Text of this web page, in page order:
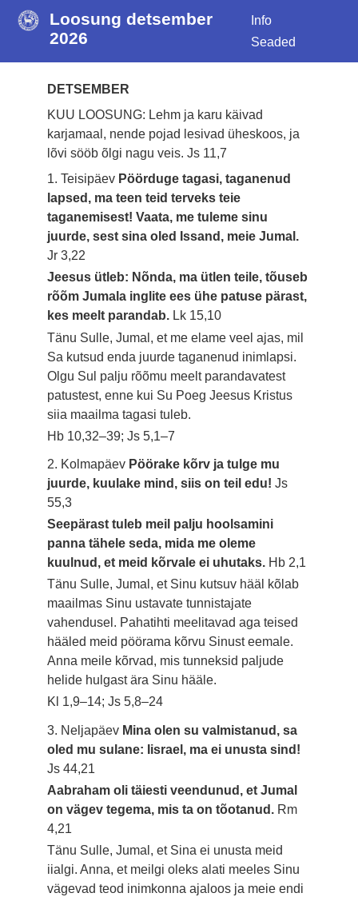
Loosung detsember
2026
Info
Seaded
DETSEMBER
KUU LOOSUNG: Lehm ja karu käivad
karjamaal, nende pojad lesivad üheskoos, ja
lõvi sööb õlgi nagu veis.Js 11,7
1. Teisipäev Pöörduge tagasi, taganenud
lapsed, ma teen teid terveks teie
taganemisest! Vaata, me tuleme sinu
juurde, sest sina oled Issand, meie Jumal.
Jr 3,22
Jeesus ütleb: Nõnda, ma ütlen teile, tõuseb
rõõm Jumala inglite ees ühe patuse pärast,
kes meelt parandab. Lk 15,10
Tänu Sulle, Jumal, et me elame veel ajas, mil
Sa kutsud enda juurde taganenud inimlapsi.
Olgu Sul palju rõõmu meelt parandavatest
patustest, enne kui Su Poeg Jeesus Kristus
siia maailma tagasi tuleb.
Hb 10,32–39; Js 5,1–7
2. Kolmapäev Pöörake kõrv ja tulge mu
juurde, kuulake mind, siis on teil edu!Js
55,3
Seepärast tuleb meil palju hoolsamini
panna tähele seda, mida me oleme
kuulnud, et meid kõrvale ei uhutaks. Hb 2,1
Tänu Sulle, Jumal, et Sinu kutsuv hääl kõlab
maailmas Sinu ustavate tunnistajate
vahendusel. Pahatihti meelitavad aga teised
hääled meid pöörama kõrvu Sinust eemale.
Anna meile kõrvad, mis tunneksid paljude
helide hulgast ära Sinu hääle.
Kl 1,9–14; Js 5,8–24
3. Neljapäev Mina olen su valmistanud, sa
oled mu sulane: Iisrael, ma ei unusta sind!
Js 44,21
Aabraham oli täiesti veendunud, et Jumal
on vägev tegema, mis ta on tõotanud. Rm
4,21
Tänu Sulle, Jumal, et Sina ei unusta meid
iialgi. Anna, et meilgi oleks alati meeles Sinu
vägevad teod inimkonna ajaloos ja meie endi